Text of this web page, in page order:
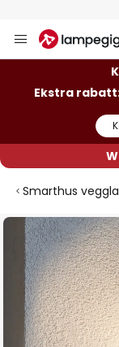
Hopp
til
Ekstra rabatt:
Smarthus
Gå
slutten
bildegalleri